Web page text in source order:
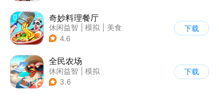
奇妙料理餐厅
休闲益智 模拟
美食
| 宝宝巴士
4.6
下载
全民农场
休闲益智
模拟
| 田园生活
3.6
下载